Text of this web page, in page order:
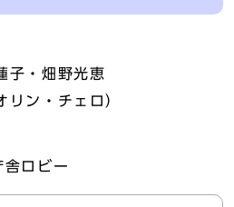
子・畑野光恵
リン・チェロ）
ロビー